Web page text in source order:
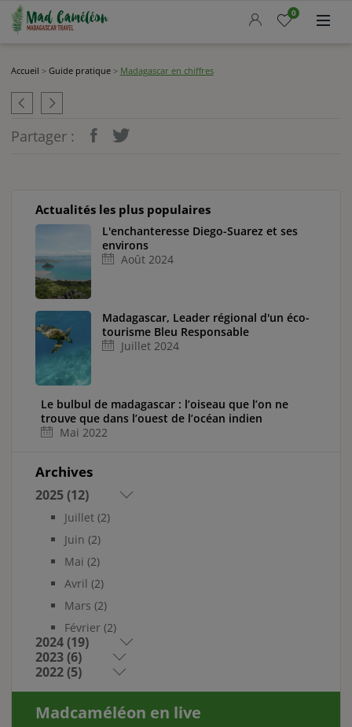
Accueil
Madcameleon
Actualités
LANGUE
OFFRE DU MOMENT
CIRCUITS POPULAIRES
l’Andringitra au
Makay
Joyau du Nord
Voir tout
0
Accueil > Guide pratique> Madagascar en chiffres
Partager :
Actualités les plus populaires
L'enchanteresse Diego-Suarez et ses
environs
Août 2024
Madagascar, Leader régional d'un éco-
tourisme Bleu Responsable
Juillet 2024
Le bulbul de madagascar : l’oiseau que l’on ne
trouve que dans l’ouest de l’océan indien
Mai 2022
Archives
2025 (12)
Juillet(2)
Juin (2)
Mai (2)
Avril (2)
Mars (2)
Février(2)
2024 (19)
2023 (6)
2022 (5)
Madcaméléon en live